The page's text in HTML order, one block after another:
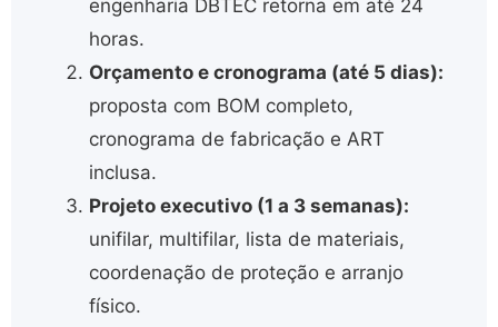
engenharia DBTEC retorna em até 24
horas.
Orçamento e cronograma (até 5 dias):
proposta com BOM completo,
cronograma de fabricação e ART
inclusa.
Projeto executivo (1 a 3 semanas):
unifilar, multifilar, lista de materiais,
coordenação de proteção e arranjo
físico.